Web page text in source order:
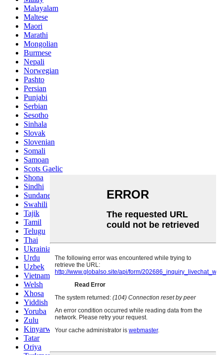
Malayalam
Maltese
Maori
Marathi
Mongolian
Burmese
Nepali
Norwegian
Pashto
Persian
Punjabi
Serbian
Sesotho
Sinhala
Slovak
Slovenian
Somali
Samoan
Scots Gaelic
Shona
Sindhi
Sundanese
Swahili
Tajik
Tamil
Telugu
Thai
Ukrainian
Urdu
Uzbek
Vietnamese
Welsh
Xhosa
Yiddish
Yoruba
Zulu
Kinyarwanda
Tatar
Oriya